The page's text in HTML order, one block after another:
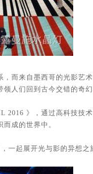
而来自墨西哥的光影艺
人们回到古今交错的奇幻
2016 》，通过高科技技
成的世界中。
一起展开光与影的异想之